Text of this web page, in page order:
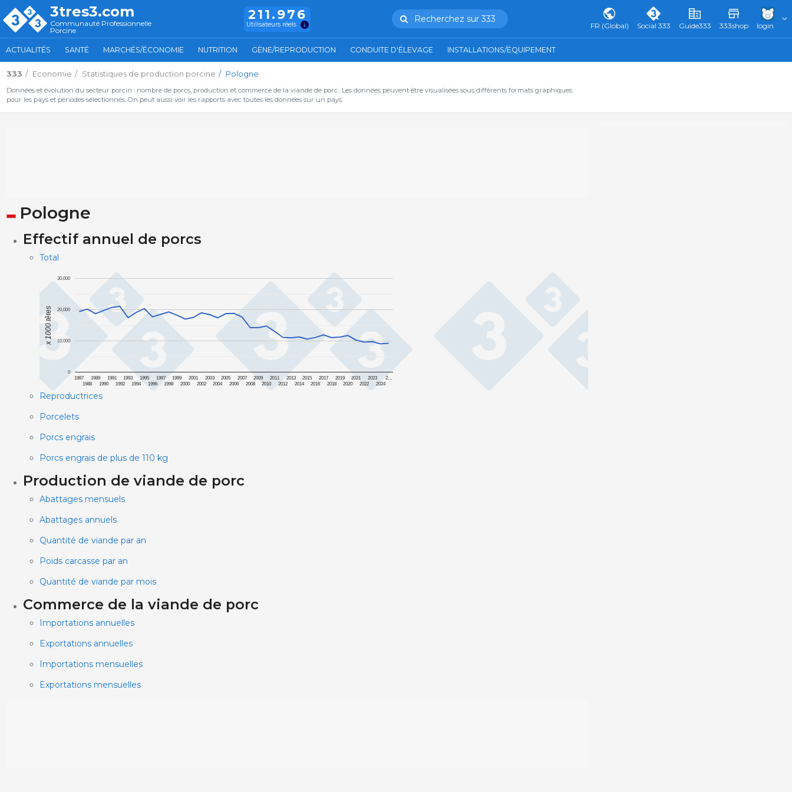
3tres3.com
Communauté Professionnelle
Porcine
211.976
Utilisateurs réels
Recherchez sur 333
FR (Global) Social 333 Guide333 333shop login
ACTUALITÉS SANTÉ MARCHÉS/ÉCONOMIE NUTRITION GÈNE/REPRODUCTION CONDUITE D'ÉLEVAGE INSTALLATIONS/ÉQUIPEMENT
333 Economie Statistiques de production porcine Pologne
Données et évolution du secteur porcin : nombre de porcs, production et commerce de la viande de porc…Les données peuvent être visualisées sous différents formats graphiques
pour les pays et périodes sélectionnés. On peut aussi voir les rapports avec toutes les données sur un pays.
Pologne
Effectif annuel de porcs
Total
1987
1988
1989
1990
1991
1992
1993
1994
1995
1996
1997
1998
1999
2000
2001
2002
2003
2004
2005
2006
2007
2008
2009
2010
2011
2012
2013
2014
2015
2016
2017
2018
2019
2020
2021
2022
2023
2024
2…
0
10,000
20,000
30,000
x 1000 têtes
Reproductrices
Porcelets
Porcs engrais
Porcs engrais de plus de 110 kg
Production de viande de porc
Abattages mensuels
Abattages annuels
Quantité de viande par an
Poids carcasse par an
Quantité de viande par mois
Commerce de la viande de porc
Importations annuelles
Exportations annuelles
Importations mensuelles
Exportations mensuelles